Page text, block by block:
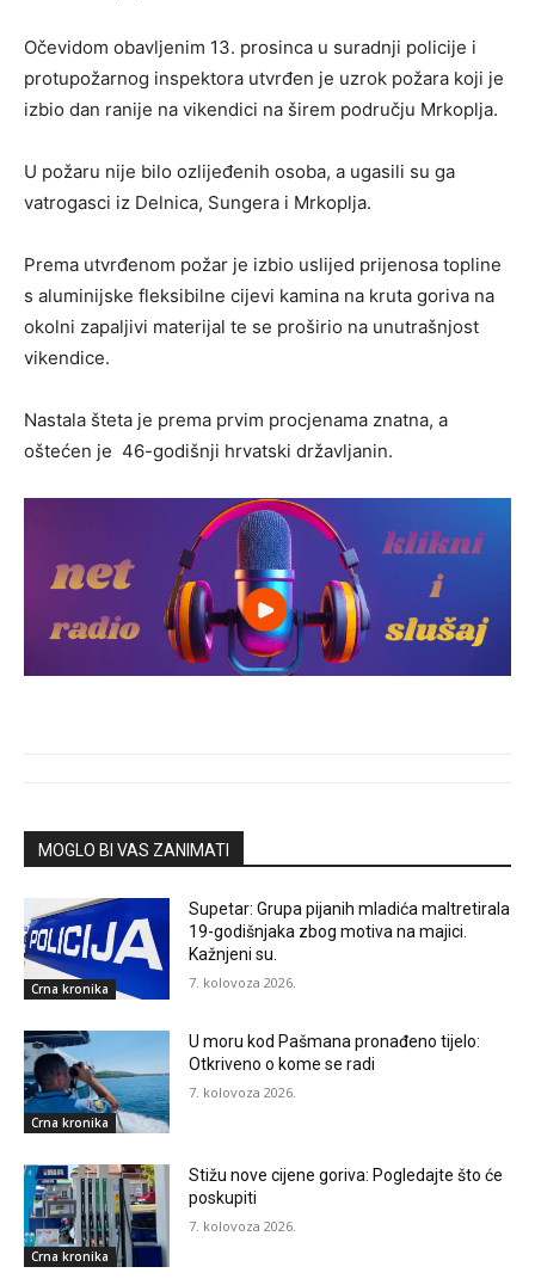
Očevidom obavljenim 13. prosinca u suradnji policije i
protupožarnog inspektora utvrđen je uzrok požara koji je
izbio dan ranije na vikendici na širem području Mrkoplja.
U požaru nije bilo ozlijeđenih osoba, a ugasili su ga
vatrogasci iz Delnica, Sungera i Mrkoplja.
Prema utvrđenom požar je izbio uslijed prijenosa topline
s aluminijske fleksibilne cijevi kamina na kruta goriva na
okolni zapaljivi materijal te se proširio na unutrašnjost
vikendice.
Nastala šteta je prema prvim procjenama znatna, a
oštećen je 46-godišnji hrvatski državljanin.
MOGLO BI VAS ZANIMATI
Crna kronika
Supetar: Grupa pijanih mladića maltretirala
19-godišnjaka zbog motiva na majici.
Kažnjeni su.
7. kolovoza 2026.
Crna kronika
U moru kod Pašmana pronađeno tijelo:
Otkriveno o kome se radi
7. kolovoza 2026.
Crna kronika
Stižu nove cijene goriva: Pogledajte što će
poskupiti
7. kolovoza 2026.